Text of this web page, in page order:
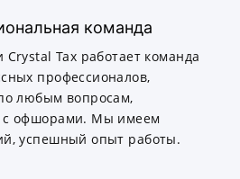
команда
Tax работает команда
профессионалов,
любым вопросам,
с офшорами. Мы имеем
успешный опыт работы.